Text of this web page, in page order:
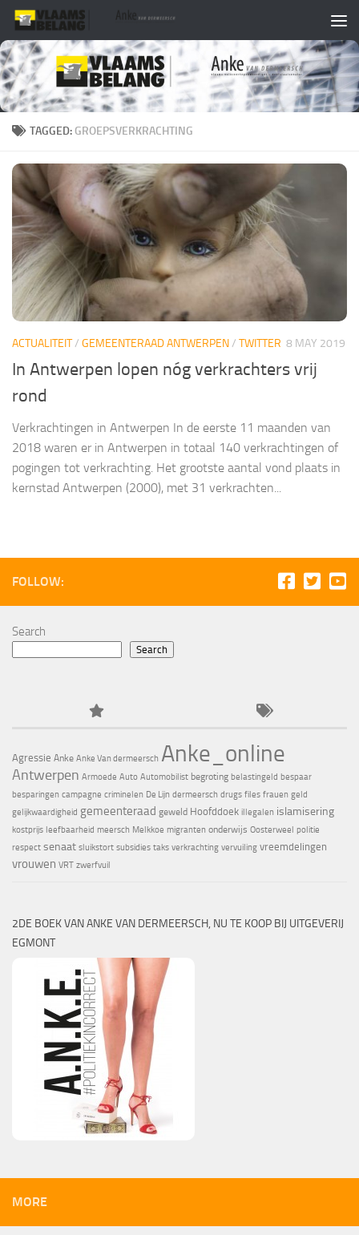
Skip to content
TAGGED: GROEPSVERKRACHTING
ACTUALITEIT/ GEMEENTERAAD ANTWERPEN/ TWITTER 8 MAY 2019
In Antwerpen lopen nóg verkrachters vrij
rond
Verkrachtingen in Antwerpen In de eerste 11 maanden van
2018 waren er in Antwerpen in totaal 140 verkrachtingen of
pogingen tot verkrachting. Het grootste aantal vond plaats in
kernstad Antwerpen (2000), met 31 verkrachten...
FOLLOW:
Search
Search
Agressie Anke Anke Van dermeersch Anke_online
Antwerpen Armoede Auto Automobilist begroting belastingeld bespaar
besparingen campagne criminelen De Lijn dermeersch drugs files frauen geld
gelijkwaardigheid gemeenteraad geweld Hoofddoek illegalen islamisering
kostprijs leefbaarheid meersch Melkkoe migranten onderwijs Oosterweel politie
respect senaat sluikstort subsidies taks verkrachting vervuiling vreemdelingen
vrouwen VRT zwerfvuil
2DE BOEK VAN ANKE VAN DERMEERSCH, NU TE KOOP BIJ UITGEVERIJ
EGMONT
MORE